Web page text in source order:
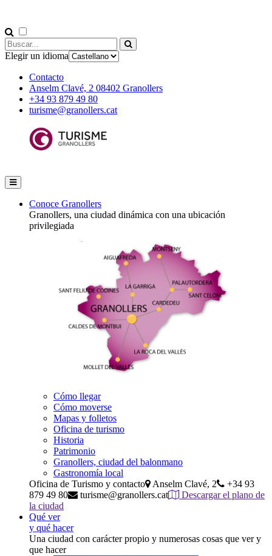
Elegir un idioma
Contacto
Anselm Clavé, 2 08402 Granollers
+34 93 879 49 80
turisme@granollers.cat
Conoce Granollers
Granollers, una ciudad dinámica con una ubicación
privilegiada
Cómo llegar
Cómo moverse
Mapas y folletos
Oficina de turismo
Historia
Patrimonio
Granollers, ciudad del balonmano
Gastronomía local
Oficina de Turismo y contacto
Anselm Clavé, 2
+34 93
879 49 80
turisme@granollers.cat
Descargar el plano de
la ciudad
Qué ver
y qué hacer
Una ciudad con carácter propio y numerosas cosas que ver y
que hacer